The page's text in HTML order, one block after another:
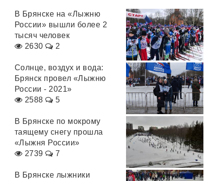
В Брянске на «Лыжню
России» вышли более 2
тысяч человек
2630
2
Солнце, воздух и вода:
Брянск провел «Лыжню
России - 2021»
2588
5
В Брянске по мокрому
таящему снегу прошла
«Лыжня России»
2739
7
В Брянске лыжники